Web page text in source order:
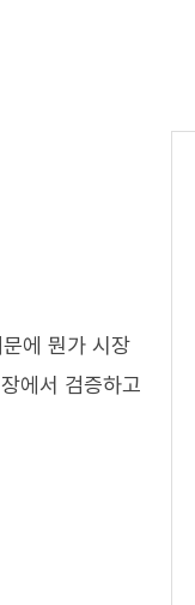
에 뭔가 시장
에서 검증하고